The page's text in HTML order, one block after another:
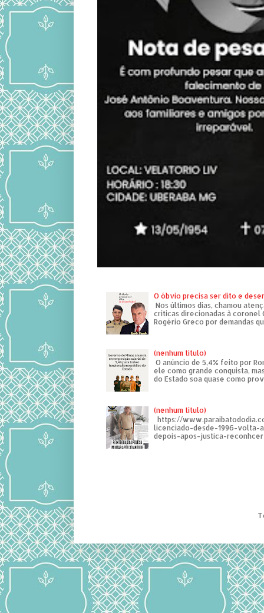
O óbvio precisa ser dito e
Nos últimos dias, chamou
críticas direcionadas à coronel
Rogério Greco por demandas
(nenhum título)
O anúncio de 5,4% feito por
ele como grande conquista,
do Estado soa quase como
(nenhum título)
https://
licenciado-desde-1996-volta-
depois-apos-justica-